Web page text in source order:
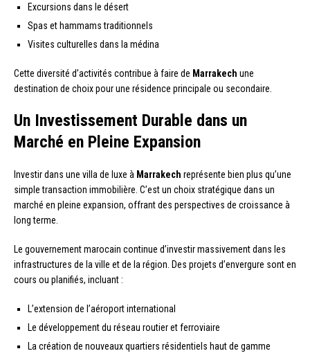
Excursions dans le désert
Spas et hammams traditionnels
Visites culturelles dans la médina
Cette diversité d’activités contribue à faire de Marrakech une
destination de choix pour une résidence principale ou secondaire.
Un Investissement Durable dans un
Marché en Pleine Expansion
Investir dans une villa de luxe à Marrakech représente bien plus qu’une
simple transaction immobilière. C’est un choix stratégique dans un
marché en pleine expansion, offrant des perspectives de croissance à
long terme.
Le gouvernement marocain continue d’investir massivement dans les
infrastructures de la ville et de la région. Des projets d’envergure sont en
cours ou planifiés, incluant :
L’extension de l’aéroport international
Le développement du réseau routier et ferroviaire
La création de nouveaux quartiers résidentiels haut de gamme